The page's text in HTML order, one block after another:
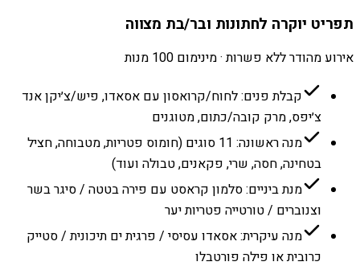
תפריט יוקרה לחתונות ובר/בת מצווה
אירוע מהודר ללא פשרות · מינימום 100 מנות
קבלת פנים: לחוח/קרואסון עם אסאדו, פיש/צ׳יקן אנד
צ׳יפס, מרק קובה/כתום, מטוגנים
מנה ראשונה: 11 סוגים (חומוס פטריות, מטבוחה, חציל
בטחינה, חסה, שרי, פקאנים, טבולה ועוד)
מנת ביניים: סלמון קראסט עם פירה בטטה / סיגר בשר
וצנוברים / טורטייה פטריות יער
מנה עיקרית: אסאדו עסיסי / פרגית ים תיכונית / סטייק
כרובית או פילה פורטבלו